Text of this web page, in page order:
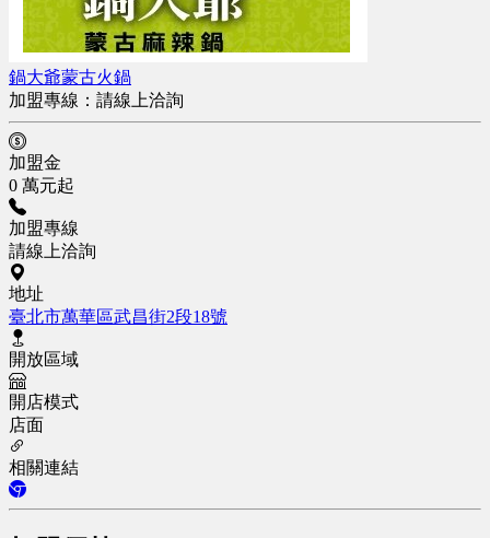
鍋大爺蒙古火鍋
加盟專線： 請線上洽詢
加盟金
0 萬元起
加盟專線
請線上洽詢
地址
臺北市萬華區武昌街2段18號
開放區域
開店模式
店面
相關連結